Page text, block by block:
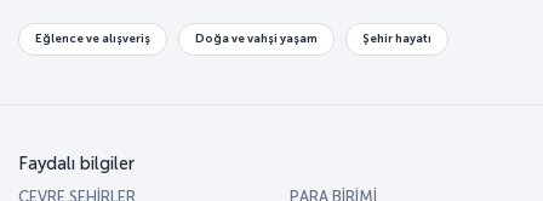
Eğlence ve alışveriş Doğa ve vahşi yaşam Şehir hayatı
Faydalı bilgiler
ÇEVRE ŞEHİRLER
PARA BİRİMİ